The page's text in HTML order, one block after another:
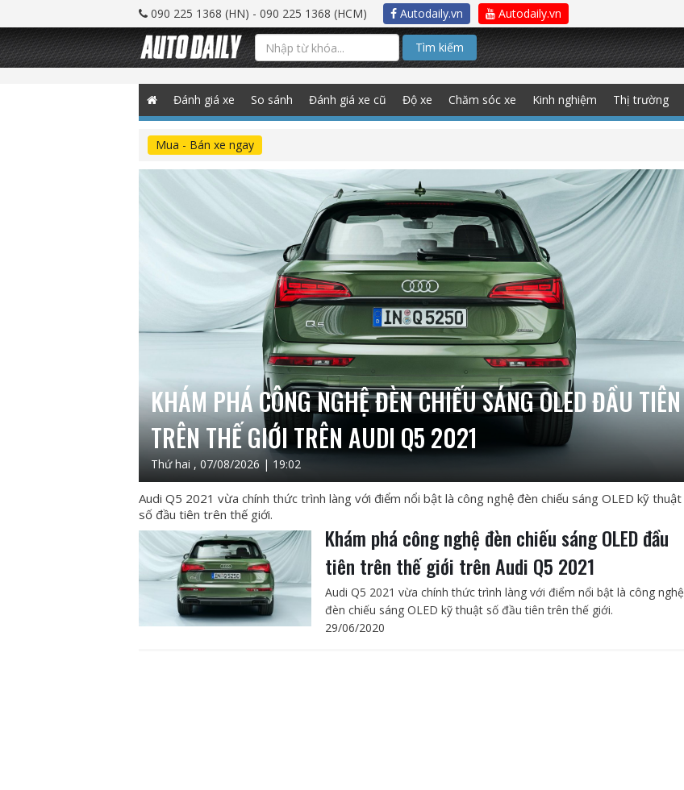
090 225 1368 (HN) - 090 225 1368 (HCM) Autodaily.vn Autodaily.vn
Tìm kiếm
Đánh giá xe So sánh Đánh giá xe cũ Độ xe Chăm sóc xe Kinh nghiệm Thị trường
Mua - Bán xe ngay
KHÁM PHÁ CÔNG NGHỆ ĐÈN CHIẾU SÁNG OLED ĐẦU TIÊN
TRÊN THẾ GIỚI TRÊN AUDI Q5 2021
Thứ hai , 07/08/2026 | 19:02
Audi Q5 2021 vừa chính thức trình làng với điểm nổi bật là công nghệ đèn chiếu sáng OLED kỹ thuật
số đầu tiên trên thế giới.
Khám phá công nghệ đèn chiếu sáng OLED đầu
tiên trên thế giới trên Audi Q5 2021
Audi Q5 2021 vừa chính thức trình làng với điểm nổi bật là công nghệ
đèn chiếu sáng OLED kỹ thuật số đầu tiên trên thế giới.
29/06/2020